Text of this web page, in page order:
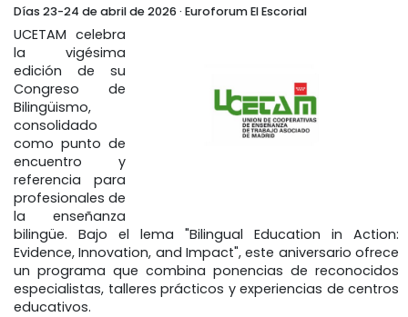
Días 23-24 de abril de 2026 · Euroforum El Escorial
UCETAM celebra
la vigésima
edición de su
Congreso de
Bilingüismo,
consolidado
como punto de
encuentro y
referencia para
profesionales de
la enseñanza
bilingüe. Bajo el lema "Bilingual Education in Action:
Evidence, Innovation, and Impact", este aniversario ofrece
un programa que combina ponencias de reconocidos
especialistas, talleres prácticos y experiencias de centros
educativos.